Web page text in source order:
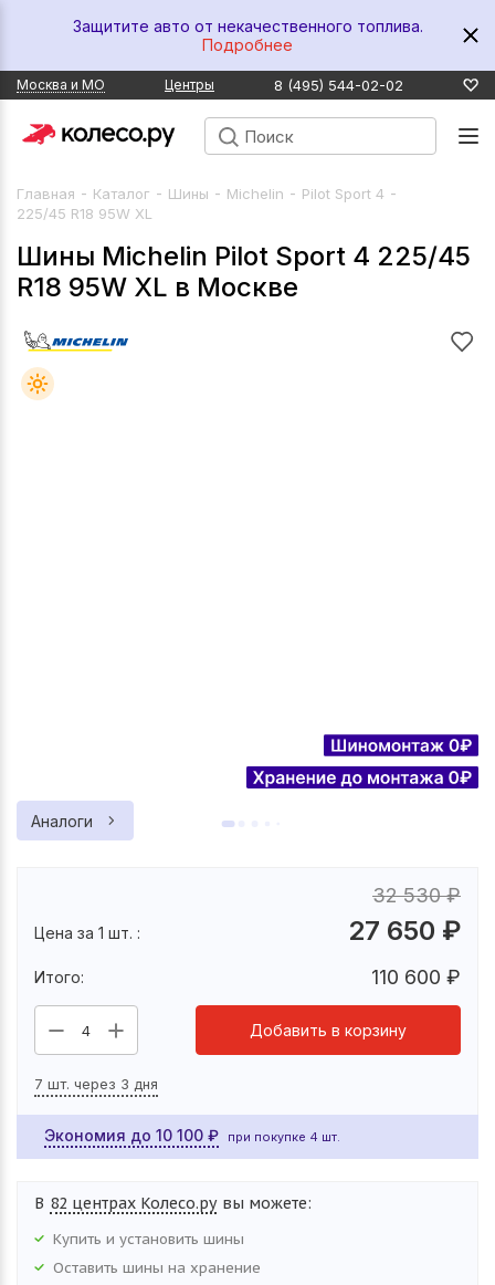
Защитите авто от некачественного топлива.
Подробнее
Москва и МО Центры 8 (495) 544-02-02
Главная - Каталог - Шины - Michelin - Pilot Sport 4 -
225/45 R18 95W XL
Шины Michelin Pilot Sport 4 225/45
R18 95W XL в Москве
Аналоги
Цена за 1 шт. :
32 530₽
27 650 ₽
Итого: 110 600 ₽
4 Добавить в корзину
7 шт. через 3 дня
Экономия до 10 100 ₽ при покупке 4 шт.
В 82 центрах Колесо.ру вы можете:
Купить и установить шины
Оставить шины на хранение